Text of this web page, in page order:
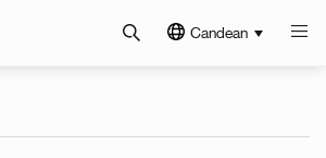
Candean